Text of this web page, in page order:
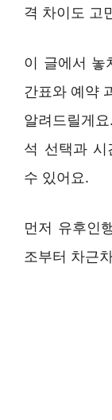
격 차이도 고
이 글에서 놓
간표와 예약
알려드릴게
석 선택과 시
수 있어요.
먼저 유후인
조부터 차근